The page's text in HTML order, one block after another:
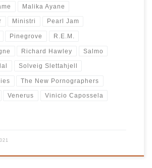
Malika Ayane
Ministri Pearl Jam
Pinegrove R.E.M.
Richard Hawley Salmo
Solveig Slettahjell
The New Pornographers
Venerus Vinicio Capossela